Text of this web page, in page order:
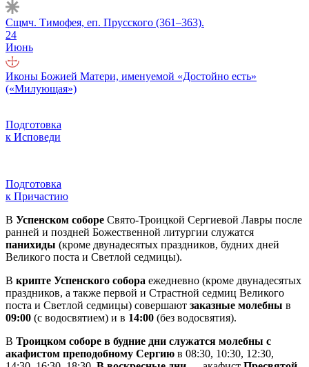
Сщмч. Тимофея, еп. Прусского (361–363).
24
Июнь
Иконы Божией Матери, именуемой «Достойно есть»
(«Милующая»)
Подготовка
к Исповеди
Подготовка
к Причастию
В Успенском соборе Свято-Троицкой Сергиевой Лавры после
ранней и поздней Божественной литургии служатся
панихиды (кроме двунадесятых праздников, будних дней
Великого поста и Светлой седмицы).
В крипте Успенского собора ежедневно (кроме двунадесятых
праздников, а также первой и Страстной седмиц Великого
поста и Светлой седмицы) совершают заказные молебны в
09:00 (с водосвятием) и в 14:00 (без водосвятия).
В Троицком соборе в будние дни служатся молебны с
акафистом преподобному Сергию в 08:30, 10:30, 12:30,